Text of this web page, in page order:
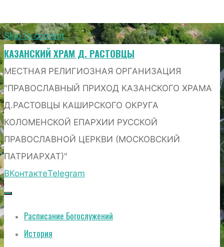
Skip to content
КАЗАНСКИЙ ХРАМ Д. РАСТОВЦЫ
МЕСТНАЯ РЕЛИГИОЗНАЯ ОРГАНИЗАЦИЯ
"ПРАВОСЛАВНЫЙ ПРИХОД КАЗАНСКОГО ХРАМА
Д.РАСТОВЦЫ КАШИРСКОГО ОКРУГА
КОЛОМЕНСКОЙ ЕПАРХИИ РУССКОЙ
ПРАВОСЛАВНОЙ ЦЕРКВИ (МОСКОВСКИЙ
ПАТРИАРХАТ)"
ВКонтактеTelegram
Расписание Богослужений
История